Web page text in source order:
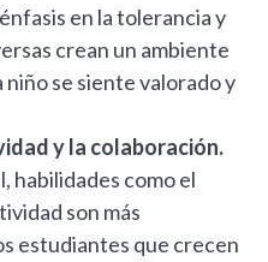
en la tolerancia y
crean un ambiente
se siente valorado y
y la colaboración.
habilidades como el
son más
estudiantes que crecen